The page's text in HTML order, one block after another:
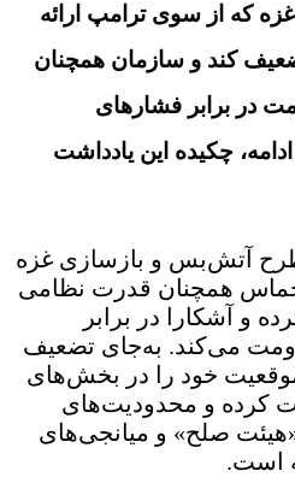
که از سوی ترامپ ارائه
کند و سازمان همچنان
در برابر فشارهای
چکیده این یادداشت
آتش‌بس و بازسازی غزه
حماس همچنان قدرت نظامی
و آشکارا در برابر
می‌کند. به‌جای تضعیف
خود را در بخش‌های
کرده و محدودیت‌های
صلح» و میانجی‌های
است.